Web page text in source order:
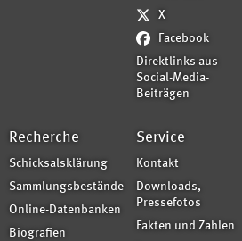
X
Facebook
Direktlinks aus
Social-Media-
Beiträgen
Recherche
Schicksalsklärung
Sammlungsbestände
Online-Datenbanken
Biografien
Service
Kontakt
Downloads,
Pressefotos
Fakten und Zahlen